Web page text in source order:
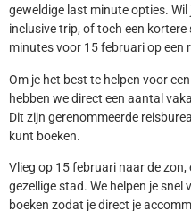
geweldige last minute opties. Wil
inclusive trip, of toch een
minutes voor 15 februari op een
Om je het best te helpen voor
hebben we direct een aantal
Dit zijn gerenommeerde
kunt boeken.
Vlieg op 15 februari naar de
gezellige stad. We helpen je
boeken zodat je direct je